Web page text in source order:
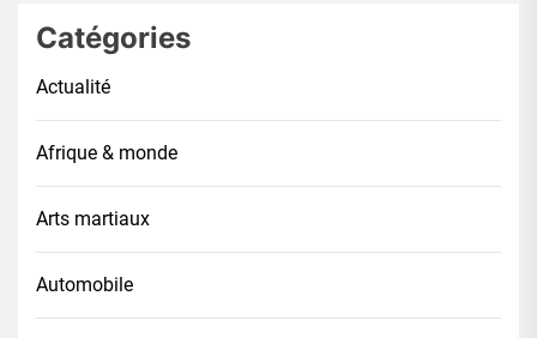
Catégories
Actualité
Afrique & monde
Arts martiaux
Automobile